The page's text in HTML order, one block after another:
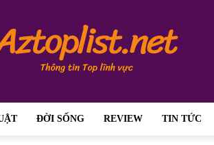
ĐỜI SỐNG REVIEW TIN TỨC